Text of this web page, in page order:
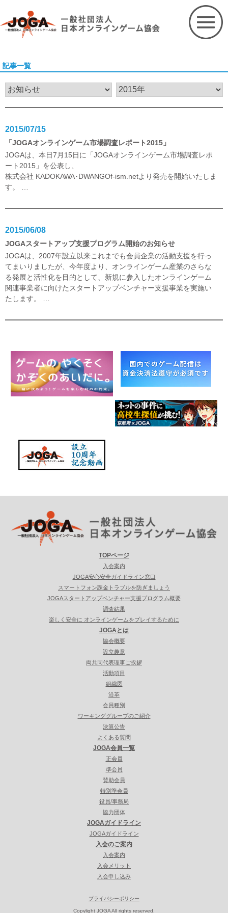
content
記事一覧
2015/07/15
「JOGAオンラインゲーム市場調査レポート2015」
JOGAは、本日7月15日に「JOGAオンラインゲーム市場調査レポ
ート2015」を公表し、
株式会社 KADOKAWA･DWANGOf-ism.netより発売を開始いたしま
す。
2015/06/08
JOGAスタートアップ支援プログラム開始のお知らせ
JOGAは、2007年設立以来これまでも会員企業の活動支援を行っ
てまいりましたが、今年度より、オンラインゲーム産業のさらな
る発展と活性化を目的として、新規に参入したオンラインゲーム
関連事業者に向けたスタートアップベンチャー支援事業を実施い
たします。
TOPページ
入会案内
JOGA安心安全ガイドライン窓口
スマートフォン課金トラブルを防ぎましょう
JOGAスタートアップベンチャー支援プログラム概要
調査結果
楽しく安全に オンラインゲームをプレイするために
JOGAとは
協会概要
設立趣意
両共同代表理事ご挨拶
活動項目
組織図
沿革
会員種別
ワーキンググループのご紹介
決算公告
よくある質問
JOGA会員一覧
正会員
準会員
賛助会員
特別準会員
役員/事務局
協力団体
JOGAガイドライン
JOGAガイドライン
入会のご案内
入会案内
入会メリット
入会申し込み
プライバシーポリシー
Copylight JOGA All rights reserved.